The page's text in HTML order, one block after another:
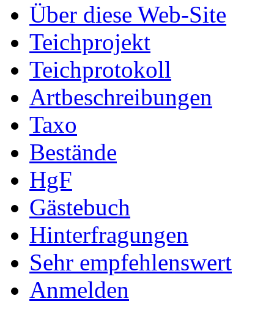
Über diese Web-Site
Teichprojekt
Teichprotokoll
Artbeschreibungen
Taxo
Bestände
HgF
Gästebuch
Hinterfragungen
Sehr empfehlenswert
Anmelden